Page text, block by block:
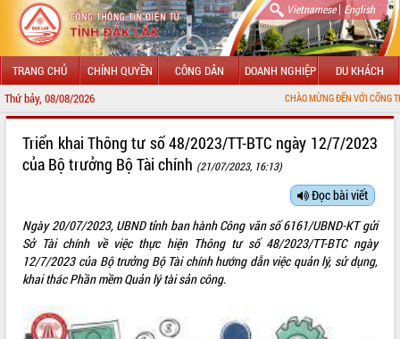
Vietnamese| English
TRANG CHỦ CHÍNH QUYỀN CÔNG DÂN DOANH NGHIỆP DU KHÁCH
Thứ bảy, 08/08/2026 CHÀO MỪNG ĐẾN VỚI CỔNG THÔNG TIN
LÃNH ĐẠO UBND TỈNH
SỞ, BAN, NGÀNH
UBND CÁC XÃ, PHƯỜNG
THÔNG TIN CHỈ ĐẠO ĐIỀU HÀNH
Triển khai Thông tư số 48/2023/TT-BTC ngày 12/7/2023
của Bộ trưởng Bộ Tài chính (21/07/2023, 16:13)
Đọc bài viết
Ngày 20/07/2023, UBND tỉnh ban hành Công văn số 6161/UBND-KT gửi
Sở Tài chính về việc thực hiện Thông tư số 48/2023/TT-BTC ngày
12/7/2023 của Bộ trưởng Bộ Tài chính hướng dẫn việc quản lý, sử dụng,
khai thác Phần mềm Quản lý tài sản công.